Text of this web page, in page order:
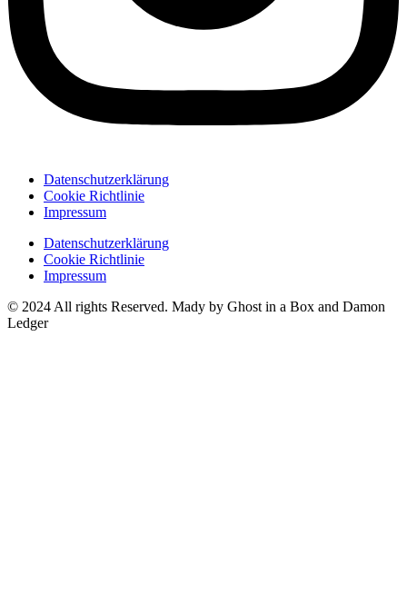
Datenschutzerklärung
Cookie Richtlinie
Impressum
Datenschutzerklärung
Cookie Richtlinie
Impressum
© 2024 All rights Reserved. Mady by Ghost in a Box and Damon
Ledger